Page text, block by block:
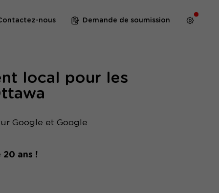
nous Demande de soumission
local pour les
Google et Google
20 ans !